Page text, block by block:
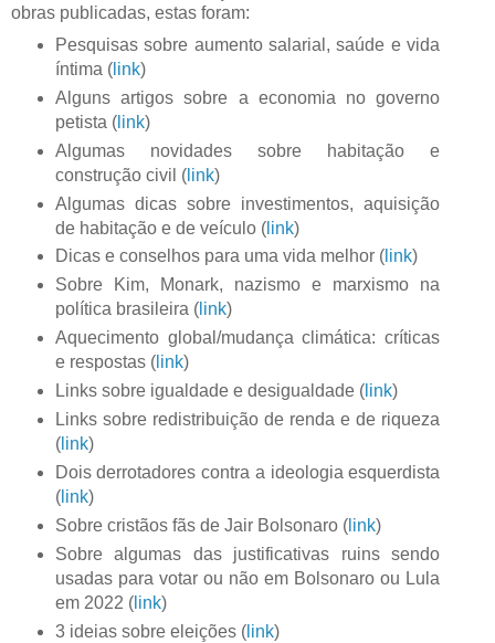
obras publicadas, estas foram:
Pesquisas sobre aumento salarial, saúde e vida
íntima (link)
Alguns artigos sobre a economia no governo
petista (link)
Algumas novidades sobre habitação e
construção civil (link)
Algumas dicas sobre investimentos, aquisição
de habitação e de veículo (link)
Dicas e conselhos para uma vida melhor (link)
Sobre Kim, Monark, nazismo e marxismo na
política brasileira (link)
Aquecimento global/mudança climática: críticas
e respostas (link)
Links sobre igualdade e desigualdade (link)
Links sobre redistribuição de renda e de riqueza
(link)
Dois derrotadores contra a ideologia esquerdista
(link)
Sobre cristãos fãs de Jair Bolsonaro (link)
Sobre algumas das justificativas ruins sendo
usadas para votar ou não em Bolsonaro ou Lula
em 2022 (link)
3 ideias sobre eleições (link)